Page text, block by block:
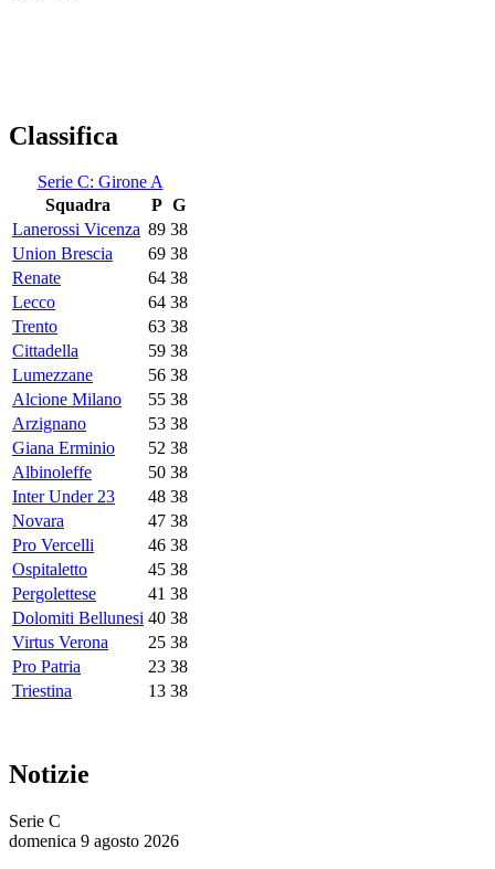
Classifica
Serie C: Girone A
Squadra
P G
Lanerossi Vicenza 89 38
Union Brescia
69 38
Renate
64 38
Lecco
64 38
Trento
63 38
Cittadella
59 38
Lumezzane
56 38
Alcione Milano
55 38
Arzignano
53 38
Giana Erminio
52 38
Albinoleffe
50 38
Inter Under 23
48 38
Novara
47 38
Pro Vercelli
46 38
Ospitaletto
45 38
Pergolettese
41 38
Dolomiti Bellunesi 40 38
Virtus Verona
25 38
Pro Patria
23 38
Triestina
13 38
Notizie
Serie C
domenica 9 agosto 2026